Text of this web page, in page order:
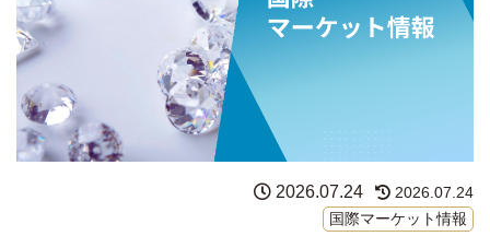
2026.07.24
2026.07.24
国際マーケット情報